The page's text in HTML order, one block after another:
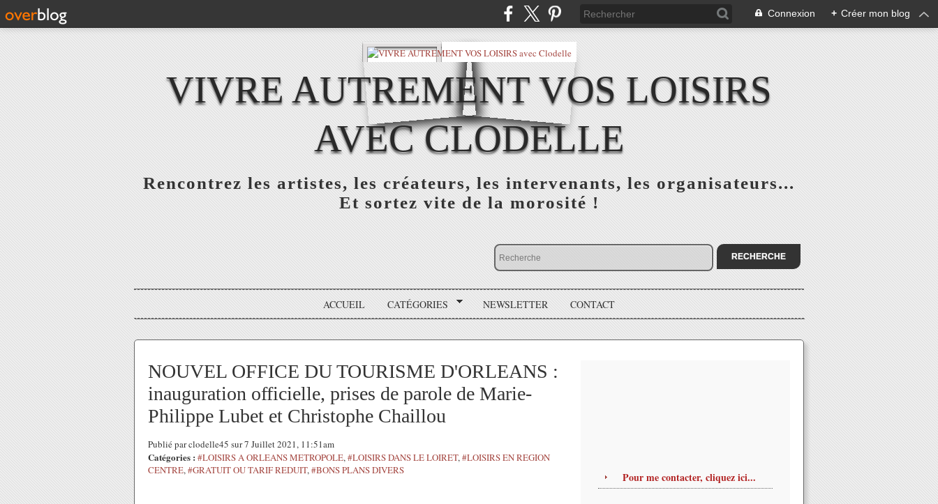
Connexion + Créer mon blog
VIVRE AUTREMENT VOS LOISIRS
AVEC CLODELLE
Rencontrez les artistes, les créateurs, les intervenants, les organisateurs...
Et sortez vite de la morosité !
ACCUEIL CATÉGORIES NEWSLETTER CONTACT
NOUVEL OFFICE DU TOURISME D'ORLEANS :
inauguration officielle, prises de parole de Marie-
Philippe Lubet et Christophe Chaillou
Publié par clodelle45 sur 7 Juillet 2021, 11:51am
Catégories : #LOISIRS A ORLEANS METROPOLE,#LOISIRS DANS LE LOIRET,#LOISIRS EN REGION
CENTRE,#GRATUIT OU TARIF REDUIT,#BONS PLANS DIVERS Pour me contacter, cliquez ici...